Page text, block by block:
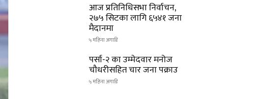
आज प्रतिनिधिसभा निर्वाचन,
२७५ सिटका लागि ६५४१ जना
मैदानमा
५ महिना अगाडि
पर्सा-२ का उम्मेदवार मनोज
चौधरीसहित चार जना पक्राउ
५ महिना अगाडि